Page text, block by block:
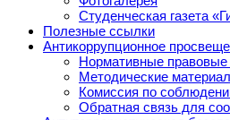
Студенческая газета
Полезные ссылки
Антикоррупционное
Нормативные правовые
Методические
Комиссия по
Обратная связь для